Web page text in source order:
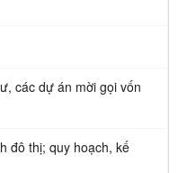
các dự án mời gọi vốn
đô thị; quy hoạch, kế